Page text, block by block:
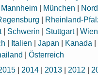
Mannheim München
Rheinland-
| Schwerin Stuttgart|Wien
Italien |Japan Kanada
|Österreich
|2014 |2013 |2012 |